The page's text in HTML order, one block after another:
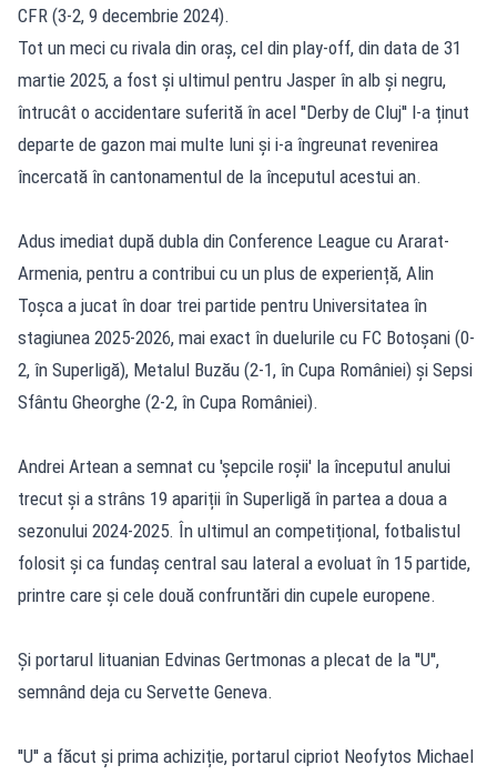
CFR (3-2, 9 decembrie 2024).
Tot un meci cu rivala din oraș, cel din play-off, din data de 31
martie 2025, a fost și ultimul pentru Jasper în alb și negru,
întrucât o accidentare suferită în acel ''Derby de Cluj'' l-a ținut
departe de gazon mai multe luni și i-a îngreunat revenirea
încercată în cantonamentul de la începutul acestui an.
Adus imediat după dubla din Conference League cu Ararat-
Armenia, pentru a contribui cu un plus de experiență, Alin
Toșca a jucat în doar trei partide pentru Universitatea în
stagiunea 2025-2026, mai exact în duelurile cu FC Botoșani (0-
2, în Superligă), Metalul Buzău (2-1, în Cupa României) și Sepsi
Sfântu Gheorghe (2-2, în Cupa României).
Andrei Artean a semnat cu 'șepcile roșii' la începutul anului
trecut și a strâns 19 apariții în Superligă în partea a doua a
sezonului 2024-2025. În ultimul an competițional, fotbalistul
folosit și ca fundaș central sau lateral a evoluat în 15 partide,
printre care și cele două confruntări din cupele europene.
Și portarul lituanian Edvinas Gertmonas a plecat de la ''U'',
semnând deja cu Servette Geneva.
''U'' a făcut și prima achiziție, portarul cipriot Neofytos Michael